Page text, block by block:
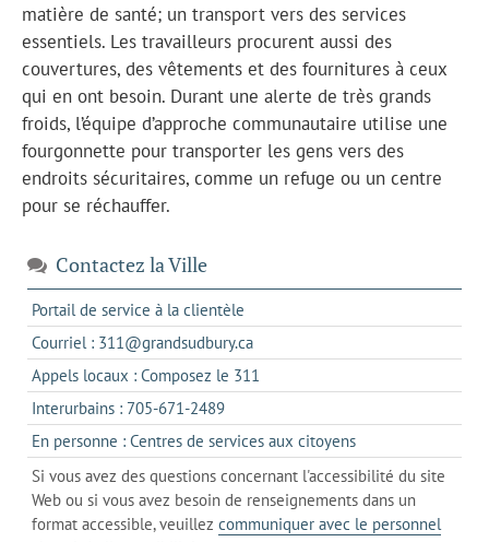
matière de santé; un transport vers des services
essentiels. Les travailleurs procurent aussi des
couvertures, des vêtements et des fournitures à ceux
qui en ont besoin. Durant une alerte de très grands
froids, l’équipe d’approche communautaire utilise une
fourgonnette pour transporter les gens vers des
endroits sécuritaires, comme un refuge ou un centre
pour se réchauffer.
Contactez la Ville
Portail de service à la clientèle
dans
un
nouvel
Courriel : 311@grandsudbury.cas'ouvre
dans
votre
de
messagerie
Appels locaux : Composez le 311
dans
un
client
de
votre
téléphone
Interurbains : 705-671-2489s'ouvre
dans
un
client
de
votre
En personne : Centres de services aux citoyenss'ouvre
dans
l'onglet
actuel
Si vous avez des questions concernant l'accessibilité du site
Web ou si vous avez besoin de renseignements dans un
format accessible, veuillez communiquer avec le personnel